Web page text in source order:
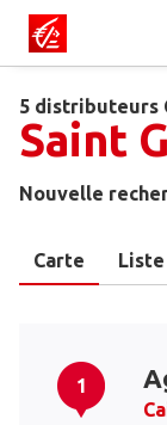
5 distributeurs
Saint
Nouvelle
Carte Liste
1